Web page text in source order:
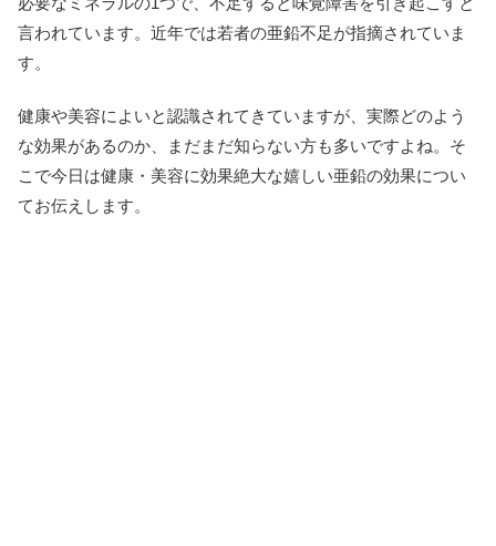
言われています。近年では若者の亜鉛不足が指摘されていま
す。
健康や美容によいと認識されてきていますが、実際どのよう
な効果があるのか、まだまだ知らない方も多いですよね。そ
こで今日は健康・美容に効果絶大な嬉しい亜鉛の効果につい
てお伝えします。